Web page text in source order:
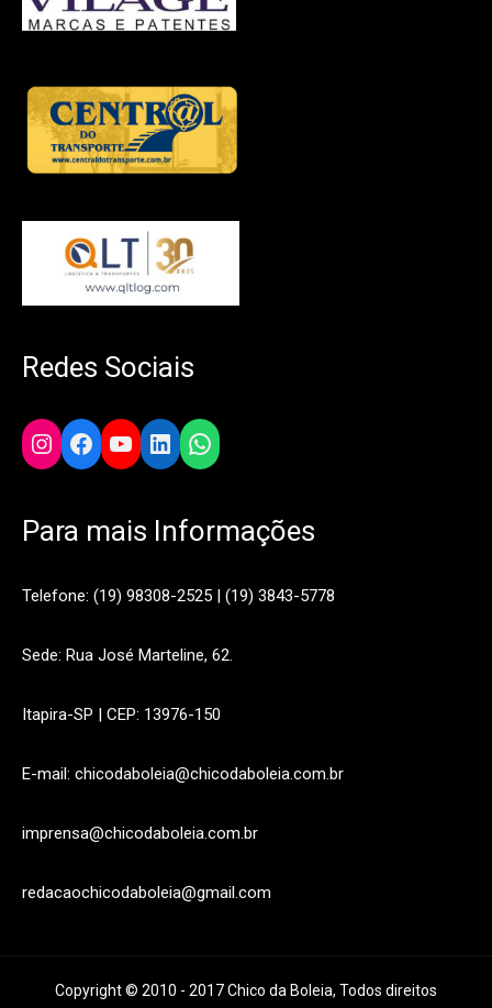
Redes Sociais
Instagram
Facebook
YouTube
LinkedIn
WhatsApp
Para mais Informações
Telefone: (19) 98308-2525 | (19) 3843-5778
Sede: Rua José Marteline, 62.
Itapira-SP | CEP: 13976-150
E-mail: chicodaboleia@chicodaboleia.com.br
imprensa@chicodaboleia.com.br
redacaochicodaboleia@gmail.com
Copyright © 2010 - 2017 Chico da Boleia, Todos direitos